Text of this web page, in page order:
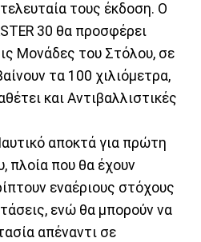
τους έκδοση. Ο
30 θα προσφέρει
Μονάδες του Στόλου, σε
τα 100 χιλιόμετρα,
και Αντιβαλλιστικές
αποκτά για πρώτη
πλοία που θα έχουν
εναέριους στόχους
ενώ θα μπορούν να
απέναντι σε